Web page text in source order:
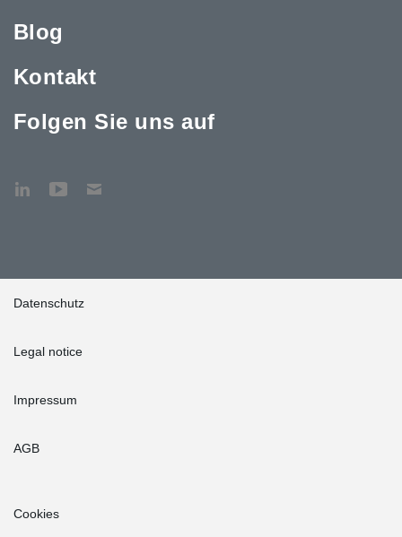
Blog
Kontakt
Folgen Sie uns auf
Datenschutz
Legal notice
Impressum
AGB
Cookies